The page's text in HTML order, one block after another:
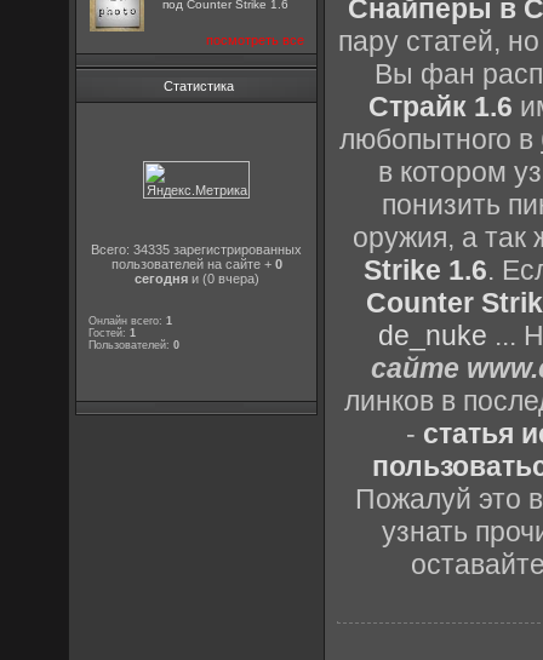
под Counter Strike 1.6
посмотреть все
Статистика
Всего: 34335 зарегистрированных
пользователей на сайте + 0
сегодняи (0 вчера)
Онлайн всего:1
Гостей:1
Пользователей:0
Снайперы в
пару статей,
Вы фан
Страйк 1.6
любопытного в
в котором
понизить
оружия, а так
Strike 1.6.
Counter
de_nuke ...
сайте
линков в
- статья
Пожалуй это
узнать